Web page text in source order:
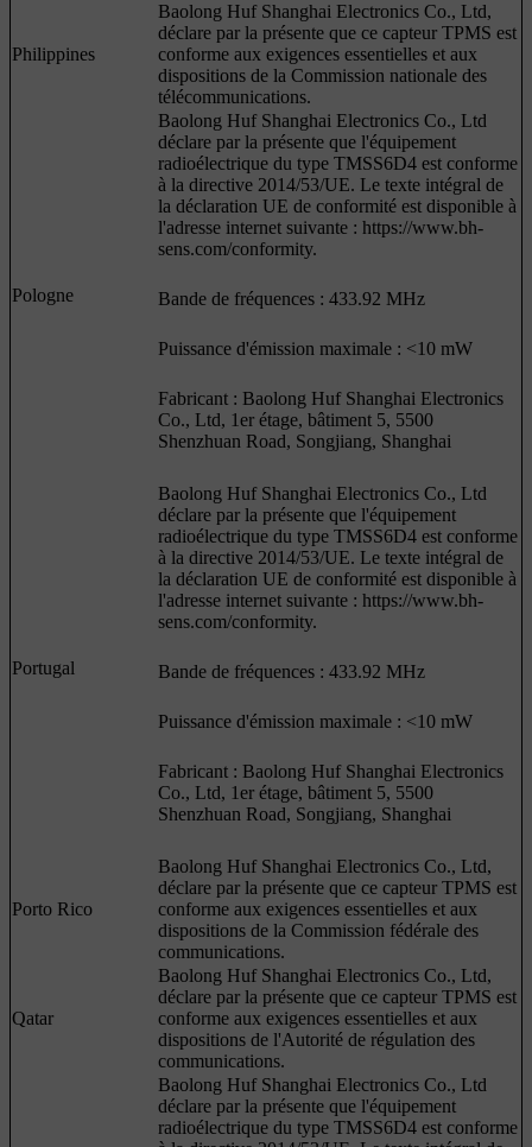
Philippines
Baolong Huf Shanghai Electronics Co., Ltd,
déclare par la présente que ce capteur TPMS est
conforme aux exigences essentielles et aux
dispositions de la Commission nationale des
télécommunications.
Pologne
Baolong Huf Shanghai Electronics Co., Ltd
déclare par la présente que l'équipement
radioélectrique du type TMSS6D4 est conforme
à la directive 2014/53/UE. Le texte intégral de
la déclaration UE de conformité est disponible à
l'adresse internet suivante : https://www.bh-
sens.com/conformity.
Bande de fréquences : 433.92 MHz
Puissance d'émission maximale : <10 mW
Fabricant : Baolong Huf Shanghai Electronics
Co., Ltd, 1er étage, bâtiment 5, 5500
Shenzhuan Road, Songjiang, Shanghai
Portugal
Baolong Huf Shanghai Electronics Co., Ltd
déclare par la présente que l'équipement
radioélectrique du type TMSS6D4 est conforme
à la directive 2014/53/UE. Le texte intégral de
la déclaration UE de conformité est disponible à
l'adresse internet suivante : https://www.bh-
sens.com/conformity.
Bande de fréquences : 433.92 MHz
Puissance d'émission maximale : <10 mW
Fabricant : Baolong Huf Shanghai Electronics
Co., Ltd, 1er étage, bâtiment 5, 5500
Shenzhuan Road, Songjiang, Shanghai
Porto Rico
Baolong Huf Shanghai Electronics Co., Ltd,
déclare par la présente que ce capteur TPMS est
conforme aux exigences essentielles et aux
dispositions de la Commission fédérale des
communications.
Qatar
Baolong Huf Shanghai Electronics Co., Ltd,
déclare par la présente que ce capteur TPMS est
conforme aux exigences essentielles et aux
dispositions de l'Autorité de régulation des
communications.
Baolong Huf Shanghai Electronics Co., Ltd
déclare par la présente que l'équipement
radioélectrique du type TMSS6D4 est conforme